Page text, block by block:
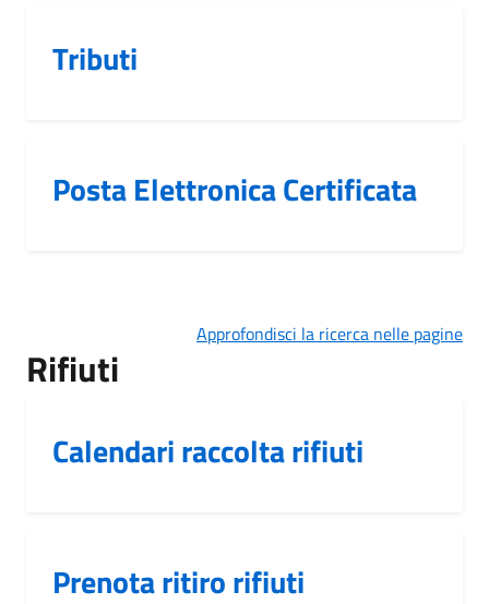
Tributi
Posta Elettronica Certificata
Approfondisci la ricerca nelle pagine
Rifiuti
Calendari raccolta rifiuti
Prenota ritiro rifiuti